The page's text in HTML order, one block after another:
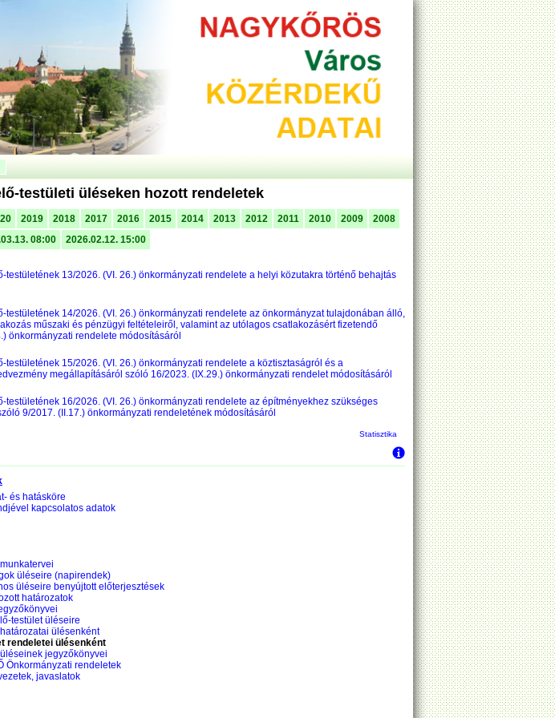
testületi üléseken hozott rendeletek
2019 2018 2017 2016 2015 2014 2013 2012 2011 2010 2009
2008
08:00 2026.02.12. 15:00
testületének 13/2026. (VI. 26.) önkormányzati rendelete a helyi közutakra történő behajtás
testületének 14/2026. (VI. 26.) önkormányzati rendelete az önkormányzat tulajdonában álló,
műszaki és pénzügyi feltételeiről, valamint az utólagos csatlakozásért fizetendő
önkormányzati rendelete módosításáról
testületének 15/2026. (VI. 26.) önkormányzati rendelete a köztisztaságról és a
megállapításáról szóló 16/2023. (IX.29.) önkormányzati rendelet módosításáról
testületének 16/2026. (VI. 26.) önkormányzati rendelete az építményekhez szükséges
9/2017. (II.17.) önkormányzati rendeletének módosításáról
Statisztika
és hatásköre
kapcsolatos adatok
üléseire (napirendek)
üléseire benyújtott előterjesztések
határozatok
testület üléseire
ülésenként
rendeletei ülésenként
jegyzőkönyvei
Önkormányzati rendeletek
javaslatok